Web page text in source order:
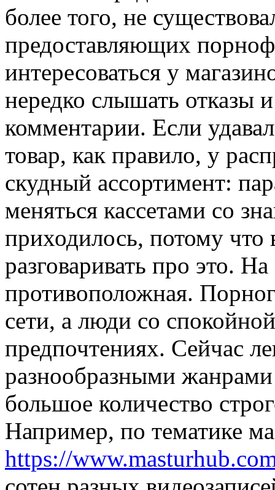
более того, не
предоставляющих
интересоваться у
нередко слышать отказы
комментарии. Если
товар, как правило, у
скудный ассортимент:
меняться кассетами со
приходилось, потому что
разговаривать про это.
противоположная.
сети, а люди со
предпочтениях. Сейчас
разнообразными
большое количество
Например, по тематике
https://